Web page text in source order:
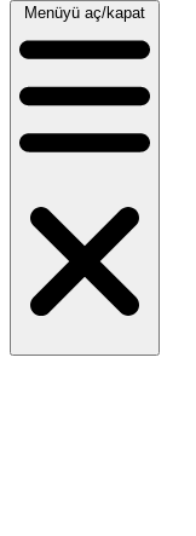
Menüyü aç/kapat